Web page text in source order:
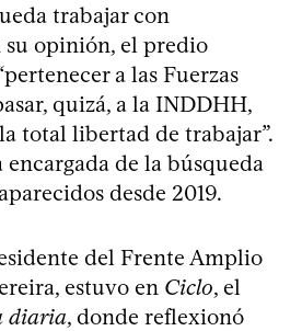
trabajar con
opinión, el predio
a las Fuerzas
quizá, a la INDDHH,
total libertad de trabajar”.
de la búsqueda
desde 2019.
del Frente Amplio
estuvo en Ciclo, el
diaria, donde reflexionó